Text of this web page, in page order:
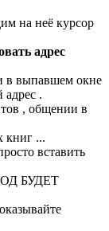
на неё курсор
адрес
в выпавшем окне
адрес .
, общении в
книг ...
вставить
БУДЕТ